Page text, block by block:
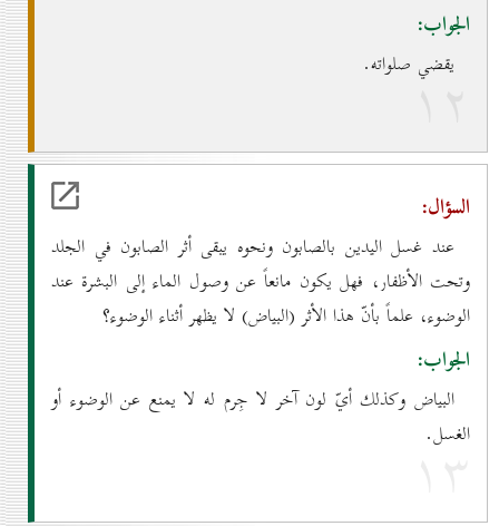
الجواب:
يقضي صلواته.
۱۲
السؤال:
عند غسل اليدين بالصابون ونحوه يبقى أثر الصابون في الجلد
وتحت الأظفار، فهل يكون مانعاً عن وصول الماء إلى البشرة عند
الوضوء، علماً بأنّ هذا الأثر (البياض) لا يظهر أثناء الوضوء؟
الجواب:
البياض وكذلك أيّ لون آخر لا جِرم له لا يمنع عن الوضوء أو
الغسل.
۱۳